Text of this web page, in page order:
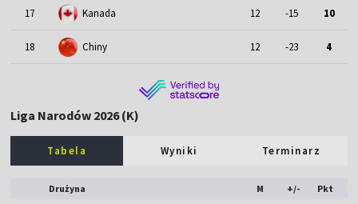
17 Kanada 12 -15 10
18 Chiny 12 -23 4
Liga Narodów 2026 (K)
Tabela Wyniki Terminarz
Drużyna M +/- Pkt